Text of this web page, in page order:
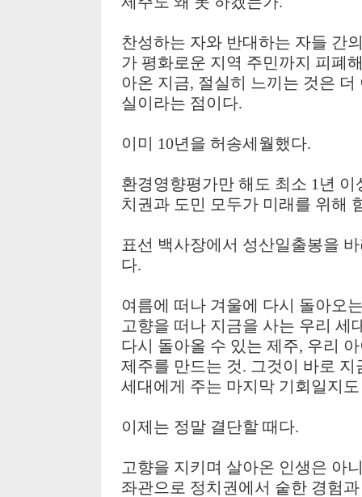
찬성하는 자와 반대하는 자들 간
가 평화로운 지역 주민까지 피폐
아온 지금, 절실히 느끼는 것은
실이라는 점이다.
이미 10년을 허송세월했다.
환경영향평가만 해도 최소 1 년 이
치권과 도민 모두가 미래를 위해
표선 백사장에서 성산일출봉을
다.
여름에 떠나 겨울에 다시 돌아오
고향을 떠나 지금을 사는 우리 세
다시 돌아올 수 있는 제주, 우리
제주를 만드는 것. 그것이 바로
세대에게 주는 마지막 기회일지
이제는 정말 결단할 때다.
고향을 지키며 살아온 인생은 아
좌관으로 정치권에서 숱한 경험